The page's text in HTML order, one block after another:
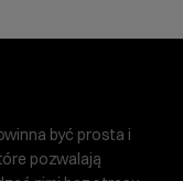
być prosta i
pozwalają